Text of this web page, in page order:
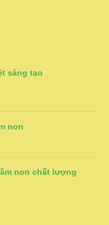
sáng tạo
non
non chất lượng